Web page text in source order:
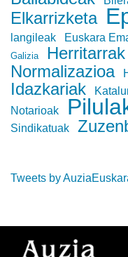
Elkarrizketa
langileak
Euskara
Galizia Herritarrak
Normalizazioa
Idazkariak
Notarioak
Sindikatuak
Tweets by